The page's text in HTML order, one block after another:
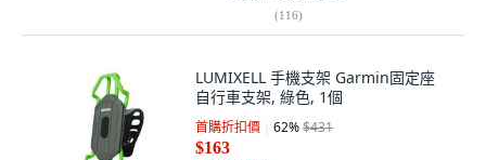
(116)
LUMIXELL 手機支架 Garmin固定座
自行車支架, 綠色, 1個
首購折扣價 62%$431
$163